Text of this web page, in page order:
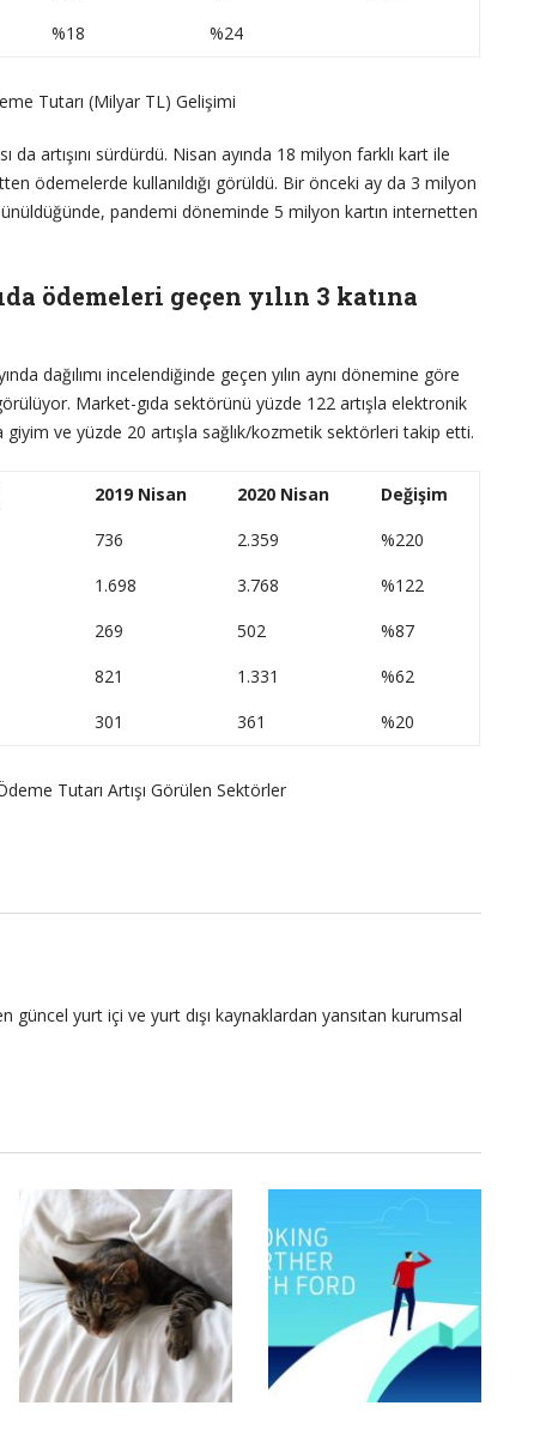
%18 %24
Tutarı (Milyar TL) Gelişimi
artışını sürdürdü. Nisan ayında 18 milyon farklı kart ile
ödemelerde kullanıldığı görüldü. Bir önceki ay da 3 milyon
pandemi döneminde 5 milyon kartın internetten
ödemeleri geçen yılın 3 katına
dağılımı incelendiğinde geçen yılın aynı dönemine göre
Market-gıda sektörünü yüzde 122 artışla elektronik
ve yüzde 20 artışla sağlık/kozmetik sektörleri takip etti.
2019 Nisan 2020 Nisan
Değişim
736 2.359
%220
1.698 3.768
%122
269 502
%87
821 1.331
%62
301 361 %20
Tutarı Artışı Görülen Sektörler
yurt içi ve yurt dışı kaynaklardan yansıtan kurumsal